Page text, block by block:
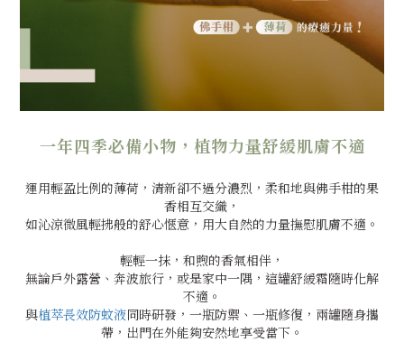
一年四季必備小物，植物力量舒緩肌膚不適
運用輕盈比例的薄荷，清新卻不過分濃烈，柔和地與佛手柑的果
香相互交織，
如沁涼微風輕拂般的舒心愜意，用大自然的力量撫慰肌膚不適。
輕輕一抹，和煦的香氣相伴，
無論戶外露營、奔波旅行，或是家中一隅，這罐舒緩霜隨時化解
不適。
與植萃長效防蚊液同時研發，一瓶防禦、一瓶修復，兩罐隨身攜
帶，出門在外能夠安然地享受當下。